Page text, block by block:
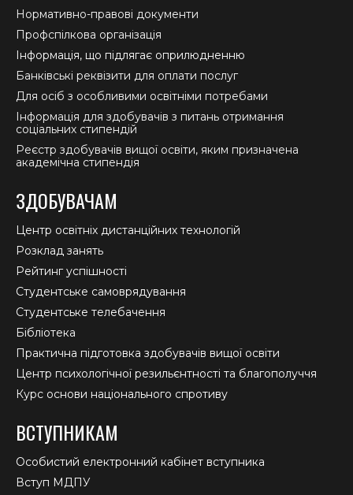
Нормативно-правові документи
Профспілкова організація
Інформація, що підлягає оприлюдненню
Банківські реквізити для оплати послуг
Для осіб з особливими освітніми потребами
Інформація для здобувачів з питань отримання
соціальних стипендій
Реєстр здобувачів вищої освіти, яким призначена
академічна стипендія
ЗДОБУВАЧАМ
Центр освітніх дистанційних технологій
Розклад занять
Рейтинг успішності
Студентське самоврядування
Студентське телебачення
Бібліотека
Практична підготовка здобувачів вищої освіти
Центр психологічної резильєнтності та благополуччя
Курс основи національного спротиву
ВСТУПНИКАМ
Особистий електронний кабінет вступника
Вступ МДПУ